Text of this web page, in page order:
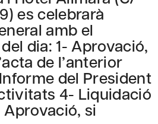
es celebrarà
amb el
dia: 1- Aprovació,
de l’anterior
del President
4- Liquidació
si